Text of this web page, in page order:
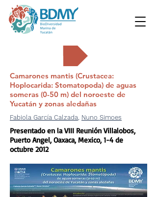
Camarones mantis (Crustacea:
Hoplocarida: Stomatopoda) de aguas
someras (0-50 m) del noroeste de
Yucatán y zonas aledañas
Fabiola García Calzada, Nuno Simoes
Presentado en la VIII Reunión Villalobos,
Puerto Angel, Oaxaca, Mexico, 1-4 de
octubre 2012